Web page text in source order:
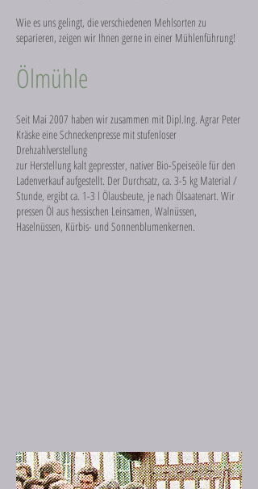
Wie es uns gelingt, die verschiedenen Mehlsorten zu
separieren, zeigen wir Ihnen gerne in einer Mühlenführung!
Ölmühle
Seit Mai 2007 haben wir zusammen mit Dipl.Ing. Agrar Peter
Kräske eine Schneckenpresse mit stufenloser
Drehzahlverstellung
zur Herstellung kalt gepresster, nativer Bio-Speiseöle für den
Ladenverkauf aufgestellt. Der Durchsatz, ca. 3-5 kg Material /
Stunde, ergibt ca. 1-3 l Ölausbeute, je nach Ölsaatenart. Wir
pressen Öl aus hessischen Leinsamen, Walnüssen,
Haselnüssen, Kürbis- und Sonnenblumenkernen.